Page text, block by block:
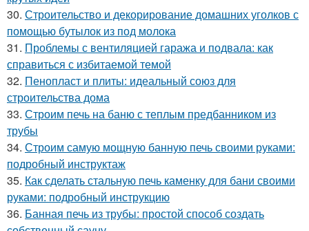
30. Строительство и декорирование домашних уголков с
помощью бутылок из под молока
31. Проблемы с вентиляцией гаража и подвала: как
справиться с избитаемой темой
32. Пенопласт и плиты: идеальный союз для
строительства дома
33. Строим печь на баню с теплым предбанником из
трубы
34. Строим самую мощную банную печь своими руками:
подробный инструктаж
35. Как сделать стальную печь каменку для бани своими
руками: подробный инструкцию
36. Банная печь из трубы: простой способ создать